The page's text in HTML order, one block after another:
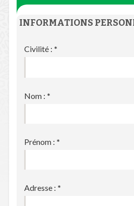
INFORMATIONS
Civilité : *
Nom : *
Prénom : *
Adresse : *